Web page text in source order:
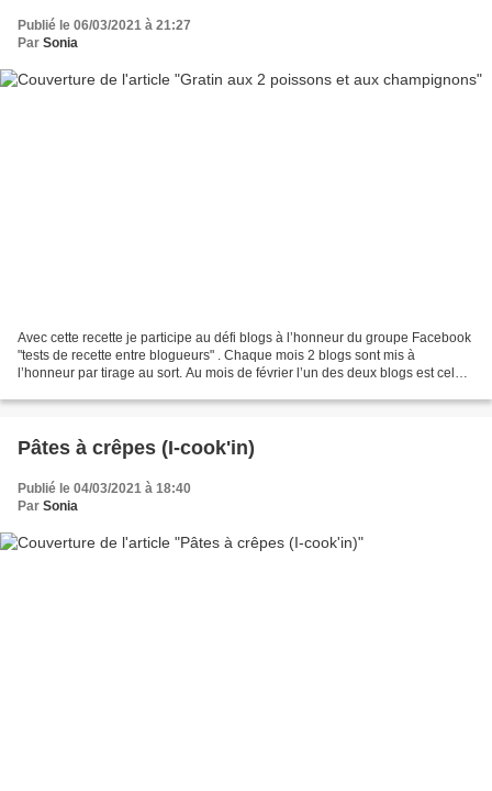
Publié le 06/03/2021 à 21:27
Par Sonia
Avec cette recette je participe au défi blogs à l’honneur du groupe Facebook
"tests de recette entre blogueurs" . Chaque mois 2 blogs sont mis à
l’honneur par tirage au sort. Au mois de février l’un des deux blogs est celui
Pâtes à crêpes (I-cook'in)
Publié le 04/03/2021 à 18:40
Par Sonia